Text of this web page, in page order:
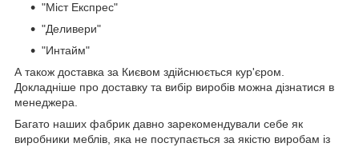
"Міст Експрес"
"Деливери"
"Интайм"
А також доставка за Києвом здійснюється кур'єром.
Докладніше про доставку та вибір виробів можна дізнатися в
менеджера.
Багато наших фабрик давно зарекомендували себе як
виробники меблів, яка не поступається за якістю виробам із